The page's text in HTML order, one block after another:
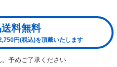
料無料
円(税込)を頂戴いたします
予めご了承ください